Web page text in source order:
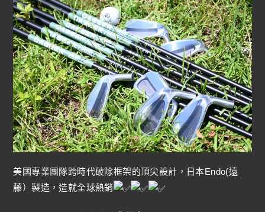
美國專業團隊跨時代破除框架的頂尖設計，日本Endo(遠
藤）製造，造就全球熱銷